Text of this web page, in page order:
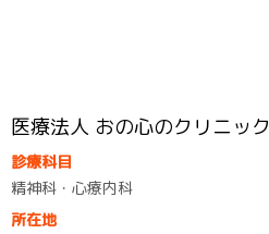
医療法人 おの心のクリニック
診療科目
精神科・心療内科
所在地